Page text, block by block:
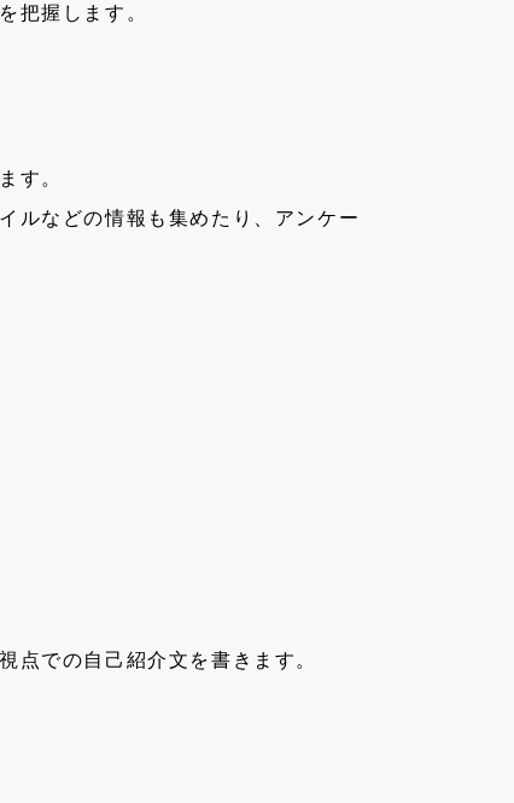
把握します。
す。
ルなどの情報も集めたり、アンケー
点での自己紹介文を書きます。